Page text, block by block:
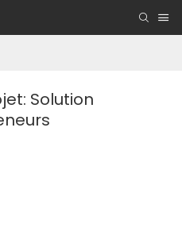
Solution